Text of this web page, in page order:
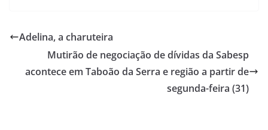
Adelina, a charuteira
Mutirão de negociação de dívidas da Sabesp
acontece em Taboão da Serra e região a partir de
segunda-feira (31)